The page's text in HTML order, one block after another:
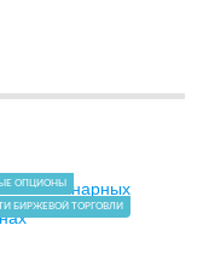
ОПЦИОНЫ
БИРЖЕВОЙ ТОРГОВЛИ